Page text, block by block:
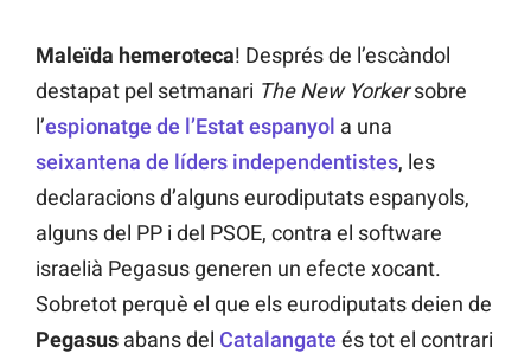
Maleïda hemeroteca! Després de l’escàndol
destapat pel setmanari The New Yorkersobre
l’espionatge de l’Estat espanyol a una
seixantena de líders independentistes, les
declaracions d’alguns eurodiputats espanyols,
alguns del PP i del PSOE, contra el software
israelià Pegasus generen un efecte xocant.
Sobretot perquè el que els eurodiputats deien de
Pegasus abans del Catalangate és tot el contrari